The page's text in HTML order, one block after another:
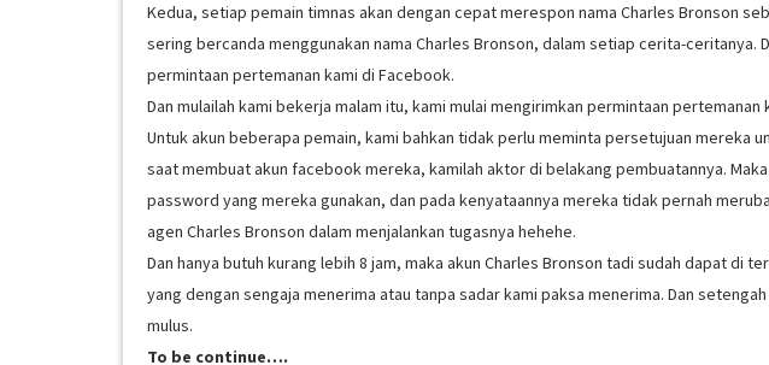
Kedua, setiap pemain timnas akan dengan cepat merespon nama Charles Bronson
sering bercanda menggunakan nama Charles Bronson, dalam setiap cerita-ceritanya.
permintaan pertemanan kami di Facebook.
Dan mulailah kami bekerja malam itu, kami mulai mengirimkan permintaan
Untuk akun beberapa pemain, kami bahkan tidak perlu meminta persetujuan mereka
saat membuat akun facebook mereka, kamilah aktor di belakang pembuatannya.
password yang mereka gunakan, dan pada kenyataannya mereka tidak pernah
agen Charles Bronson dalam menjalankan tugasnya hehehe.
Dan hanya butuh kurang lebih 8 jam, maka akun Charles Bronson tadi sudah dapat di
yang dengan sengaja menerima atau tanpa sadar kami paksa menerima. Dan
mulus.
To be continue….